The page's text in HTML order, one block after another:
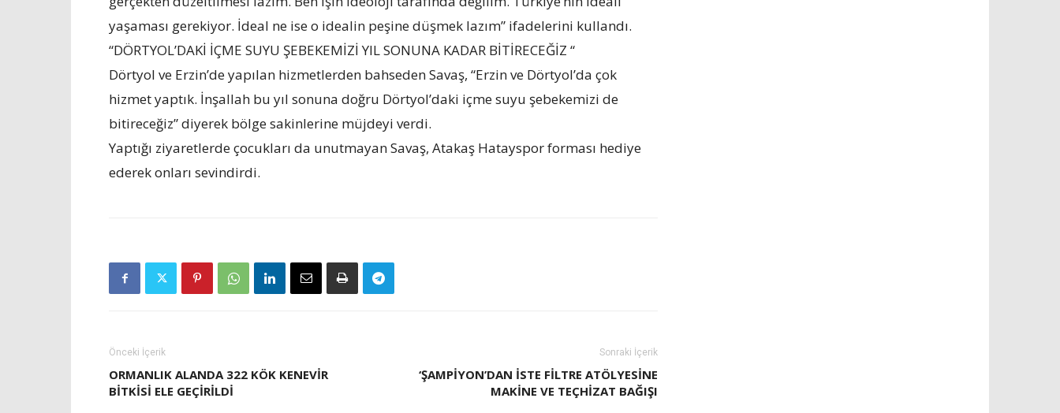
yaşaması gerekiyor. İdeal ne ise o idealin peşine düşmek lazım” ifadelerini kullandı.
“DÖRTYOL’DAKİ İÇME SUYU ŞEBEKEMİZİ YIL SONUNA KADAR BİTİRECEĞİZ “
Dörtyol ve Erzin’de yapılan hizmetlerden bahseden Savaş, “Erzin ve Dörtyol’da çok
hizmet yaptık. İnşallah bu yıl sonuna doğru Dörtyol’daki içme suyu şebekemizi de
bitireceğiz” diyerek bölge sakinlerine müjdeyi verdi.
Yaptığı ziyaretlerde çocukları da unutmayan Savaş, Atakaş Hatayspor forması hediye
ederek onları sevindirdi.
Önceki İçerik
ORMANLIK ALANDA 322 KÖK KENEVIR
BITKISI ELE GEÇIRILDI
Sonraki İçerik
‘ŞAMPİYON’DAN İSTE FİLTRE ATÖLYESİNE
MAKİNE VE TEÇHİZAT BAĞIŞI